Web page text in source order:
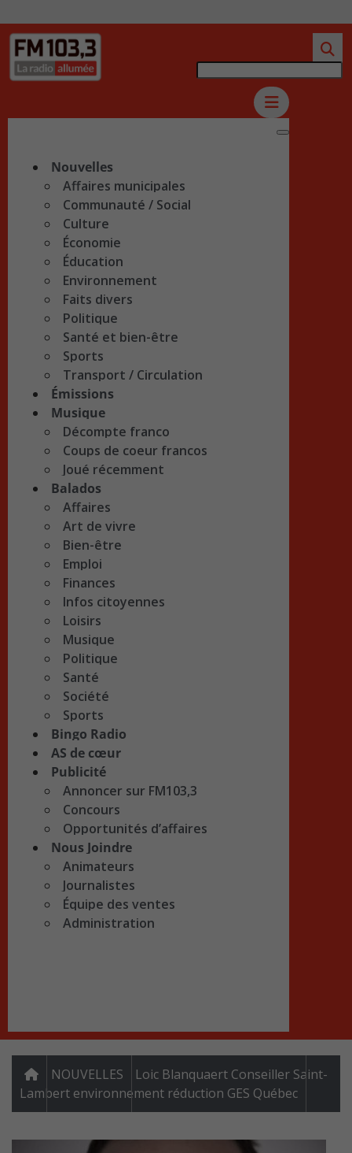
Nouvelles
Affaires municipales
Communauté / Social
Culture
Économie
Éducation
Environnement
Faits divers
Politique
Santé et bien-être
Sports
Transport / Circulation
Émissions
Musique
Décompte franco
Coups de coeur francos
Joué récemment
Balados
Affaires
Art de vivre
Bien-être
Emploi
Finances
Infos citoyennes
Loisirs
Musique
Politique
Santé
Société
Sports
Bingo Radio
AS de cœur
Publicité
Annoncer sur FM103,3
Concours
Opportunités d’affaires
Nous Joindre
Animateurs
Journalistes
Équipe des ventes
Administration
NOUVELLES
Loic Blanquaert Conseiller Saint-
Lambert environnement réduction GES Québec